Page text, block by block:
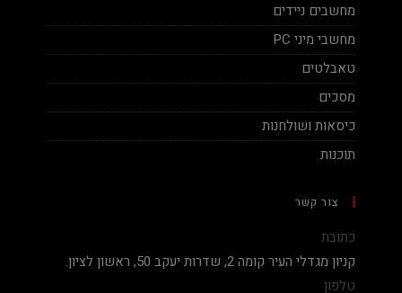
מחשבים ניידים
מחשבי מיני PC
טאבלטים
מסכים
כיסאות ושולחנות
תוכנות
צור קשר
כתובת
קניון מגדלי העיר קומה 2, שדרות יעקב 50, ראשון לציון.
טלפון